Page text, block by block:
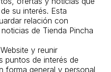
su interés. Esta
relación con
de Tienda Pincha
y reunir
puntos de interés de
forma general y personal